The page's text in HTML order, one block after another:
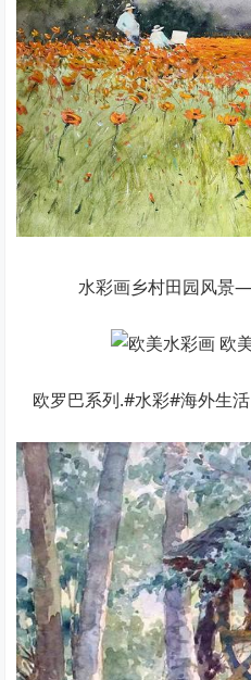
水彩画乡村田园风景
欧罗巴系列.#水彩#海外生